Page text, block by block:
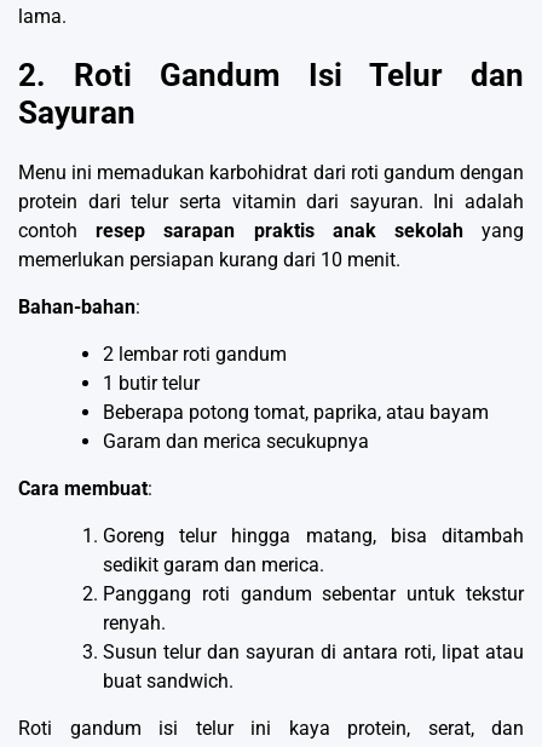
lama.
2. Roti Gandum Isi Telur dan
Sayuran
Menu ini memadukan karbohidrat dari roti gandum dengan
protein dari telur serta vitamin dari sayuran. Ini adalah
contohresep sarapan praktis anak sekolahyang
memerlukan persiapan kurang dari 10 menit.
Bahan-bahan:
2 lembar roti gandum
1 butir telur
Beberapa potong tomat, paprika, atau bayam
Garam dan merica secukupnya
Cara membuat:
Goreng telur hingga matang, bisa ditambah
sedikit garam dan merica.
Panggang roti gandum sebentar untuk tekstur
renyah.
Susun telur dan sayuran di antara roti, lipat atau
buat sandwich.
Roti gandum isi telur ini kaya protein, serat, dan